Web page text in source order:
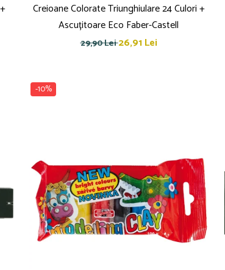
Creioane Colorate Triunghiulare 24 Culori +
Ascuțitoare Eco Faber-Castell
29,90 Lei26,91 Lei
-10%